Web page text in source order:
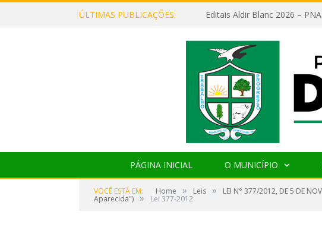
ÚLTIMAS PUBLICAÇÕES: Editais Aldir Blanc 2026 –
PÁGINA INICIAL O MUNICÍPIO
VOCÊ ESTÁ EM: Home » Leis » LEI N° 377/2012, DE 5 DE
Aparecida") » Lei 377-2012